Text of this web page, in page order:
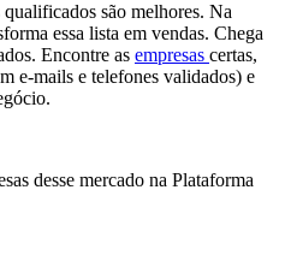
são melhores. Na
essa lista em vendas. Chega
Encontre as empresas certas,
e-mails e telefones validados) e
desse mercado na Plataforma